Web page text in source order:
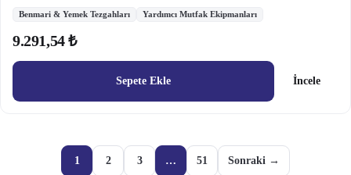
Benmari & Yemek Tezgahları Yardımcı Mutfak Ekipmanları
9.291,54 ₺
Sepete Ekle İncele
1 2 3 … 51 Sonraki →